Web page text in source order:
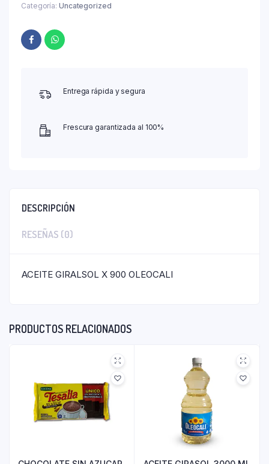
Categoría: Uncategorized
Entrega rápida y segura
Frescura garantizada al 100%
DESCRIPCIÓN
RESEÑAS (0)
ACEITE GIRALSOL X 900 OLEOCALI
PRODUCTOS RELACIONADOS